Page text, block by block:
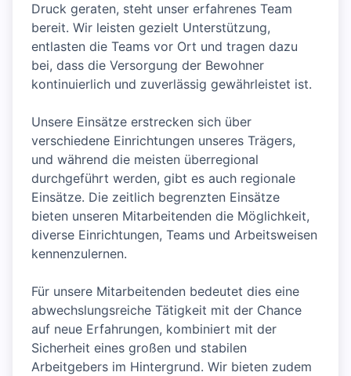
Druck geraten, steht unser erfahrenes Team
bereit. Wir leisten gezielt Unterstützung,
entlasten die Teams vor Ort und tragen dazu
bei, dass die Versorgung der Bewohner
kontinuierlich und zuverlässig gewährleistet ist.
Unsere Einsätze erstrecken sich über
verschiedene Einrichtungen unseres Trägers,
und während die meisten überregional
durchgeführt werden, gibt es auch regionale
Einsätze. Die zeitlich begrenzten Einsätze
bieten unseren Mitarbeitenden die Möglichkeit,
diverse Einrichtungen, Teams und Arbeitsweisen
kennenzulernen.
Für unsere Mitarbeitenden bedeutet dies eine
abwechslungsreiche Tätigkeit mit der Chance
auf neue Erfahrungen, kombiniert mit der
Sicherheit eines großen und stabilen
Arbeitgebers im Hintergrund. Wir bieten zudem